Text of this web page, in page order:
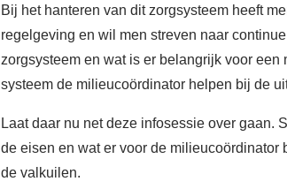
Bij het hanteren van dit zorgsysteem heeft
regelgeving en wil men streven naar
zorgsysteem en wat is er belangrijk voor
systeem de milieucoördinator helpen bij de
Laat daar nu net deze infosessie over gaan.
de eisen en wat er voor de milieucoördinator
de valkuilen.